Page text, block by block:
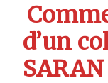
d’un
SARAN